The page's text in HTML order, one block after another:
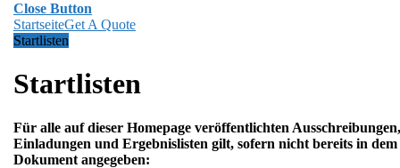
Close Button
StartseiteGet A Quote
Startlisten
Startlisten
Für alle auf dieser Homepage veröffentlichten Ausschreibungen,
Einladungen und Ergebnislisten gilt, sofern nicht bereits in dem
Dokument angegeben: